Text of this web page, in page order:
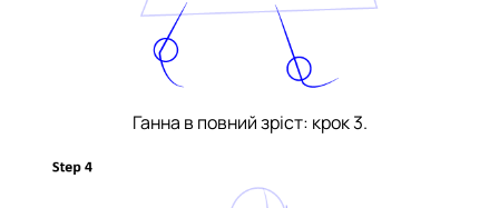
Ганна в повний зріст: крок 3.